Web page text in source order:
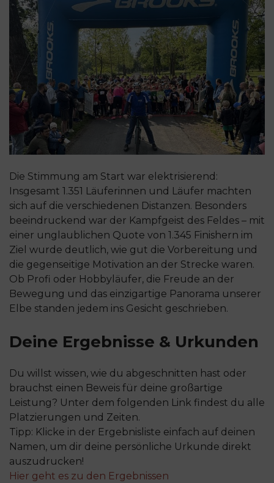
Die Stimmung am Start war elektrisierend:
Insgesamt 1.351 Läuferinnen und Läufer machten
sich auf die verschiedenen Distanzen. Besonders
beeindruckend war der Kampfgeist des Feldes – mit
einer unglaublichen Quote von 1.345 Finishern im
Ziel wurde deutlich, wie gut die Vorbereitung und
die gegenseitige Motivation an der Strecke waren.
Ob Profi oder Hobbyläufer, die Freude an der
Bewegung und das einzigartige Panorama unserer
Elbe standen jedem ins Gesicht geschrieben.
Deine Ergebnisse & Urkunden
Du willst wissen, wie du abgeschnitten hast oder
brauchst einen Beweis für deine großartige
Leistung? Unter dem folgenden Link findest du alle
Platzierungen und Zeiten.
Tipp: Klicke in der Ergebnisliste einfach auf deinen
Namen, um dir deine persönliche Urkunde direkt
auszudrucken!
Hier geht es zu den Ergebnissen